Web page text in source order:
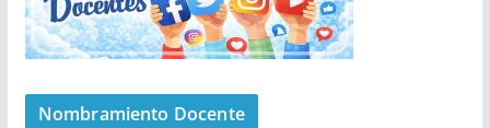
Nombramiento Docente